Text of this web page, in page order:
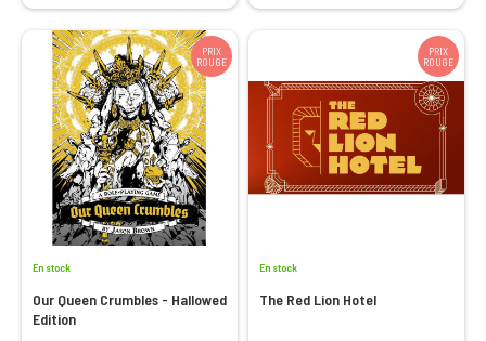
PRIX
ROUGE
En stock
Our Queen Crumbles - Hallowed
Edition
PRIX
ROUGE
En stock
The Red Lion Hotel